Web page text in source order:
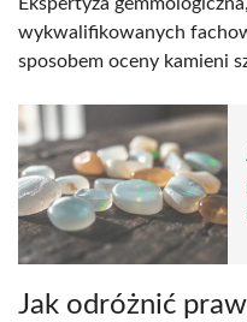
wykwalifikowanych
sposobem oceny kamieni
Jak odróżnić